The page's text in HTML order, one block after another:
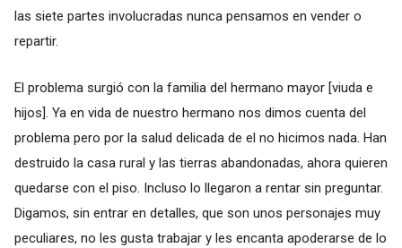
las siete partes involucradas nunca pensamos en vender o
repartir.
El problema surgió con la familia del hermano mayor [viuda e
hijos]. Ya en vida de nuestro hermano nos dimos cuenta del
problema pero por la salud delicada de el no hicimos nada. Han
destruido la casa rural y las tierras abandonadas, ahora quieren
quedarse con el piso. Incluso lo llegaron a rentar sin preguntar.
Digamos, sin entrar en detalles, que son unos personajes muy
peculiares, no les gusta trabajar y les encanta apoderarse de lo